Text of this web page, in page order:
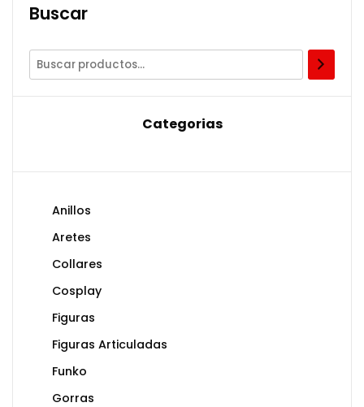
Buscar
Categorias
Anillos
Aretes
Collares
Cosplay
Figuras
Figuras Articuladas
Funko
Gorras